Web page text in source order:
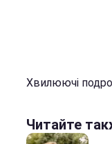
Хвилюючі
Читайте